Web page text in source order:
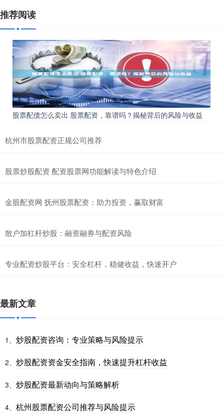
推荐阅读
股票配债怎么卖出 股票配资，靠谱吗？揭秘背后的风险与收益
杭州市股票配资正规公司推荐
股票炒股配资 配资股票网功能解读与特色介绍
金股配资网 抚州股票配资：助力投资，赢取财富
散户加杠杆炒股：融资融券与配资风险
专业配资炒股平台：安全杠杆，稳健收益，快速开户
最新文章
1、 炒股配资咨询：专业策略与风险提示
2、 炒股配资资金安全指南，快速提升杠杆收益
3、 炒股配资最新动向与策略解析
4、 杭州股票配资公司推荐与风险提示